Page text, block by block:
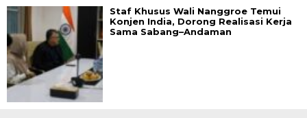
Staf Khusus Wali Nanggroe Temui
Konjen India, Dorong Realisasi Kerja
Sama Sabang–Andaman